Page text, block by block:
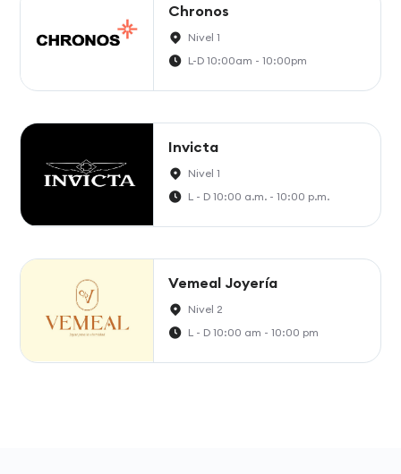
Chronos
Nivel 1
L-D 10:00am - 10:00pm
Invicta
Nivel 1
L - D 10:00 a.m. - 10:00 p.m.
Vemeal Joyería
Nivel 2
L - D 10:00 am - 10:00 pm